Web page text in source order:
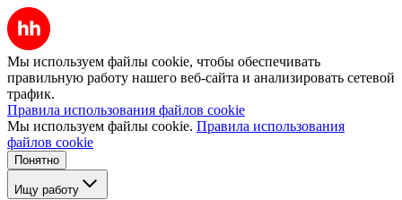
Мы используем файлы cookie, чтобы обеспечивать
правильную работу нашего веб-сайта и анализировать сетевой
трафик.
Правила использования файлов cookie
Мы используем файлы cookie. Правила использования
файлов cookie
Понятно
Ищу работу